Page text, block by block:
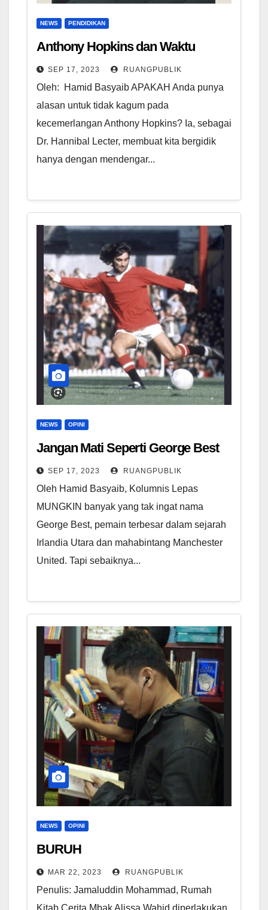
NEWS PENDIDIKAN
Anthony Hopkins dan Waktu
SEP 17, 2023 RUANGPUBLIK
Oleh: Hamid Basyaib APAKAH Anda punya
alasan untuk tidak kagum pada
kecemerlangan Anthony Hopkins? Ia, sebagai
Dr. Hannibal Lecter, membuat kita bergidik
hanya dengan mendengar...
NEWS OPINI
Jangan Mati Seperti George Best
SEP 17, 2023 RUANGPUBLIK
Oleh Hamid Basyaib, Kolumnis Lepas
MUNGKIN banyak yang tak ingat nama
George Best, pemain terbesar dalam sejarah
Irlandia Utara dan mahabintang Manchester
United. Tapi sebaiknya...
NEWS OPINI
BURUH
MAR 22, 2023 RUANGPUBLIK
Penulis: Jamaluddin Mohammad, Rumah